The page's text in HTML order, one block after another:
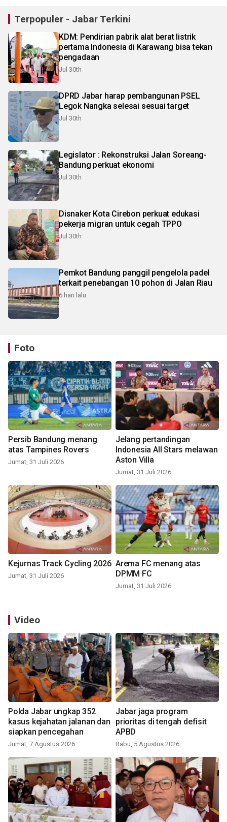
Terpopuler - Jabar Terkini
KDM: Pendirian pabrik alat berat listrik
pertama Indonesia di Karawang bisa tekan
pengadaan
Jul 30th
DPRD Jabar harap pembangunan PSEL
Legok Nangka selesai sesuai target
Jul 30th
Legislator : Rekonstruksi Jalan Soreang-
Bandung perkuat ekonomi
Jul 30th
Disnaker Kota Cirebon perkuat edukasi
pekerja migran untuk cegah TPPO
Jul 30th
Pemkot Bandung panggil pengelola padel
terkait penebangan 10 pohon di Jalan Riau
6 hari lalu
Foto
Persib Bandung menang
atas Tampines Rovers
Jumat, 31 Juli 2026
Jelang pertandingan
Indonesia All Stars melawan
Aston Villa
Jumat, 31 Juli 2026
Kejurnas Track Cycling 2026
Jumat, 31 Juli 2026
Arema FC menang atas
DPMM FC
Jumat, 31 Juli 2026
Video
Polda Jabar ungkap 352
kasus kejahatan jalanan dan
siapkan pencegahan
Jumat, 7 Agustus 2026
Jabar jaga program
prioritas di tengah defisit
APBD
Rabu, 5 Agustus 2026